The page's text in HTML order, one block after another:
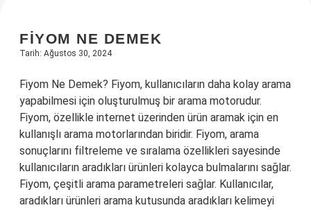
FIYOM NE DEMEK
Tarih: Ağustos 30, 2024
Fiyom Ne Demek? Fiyom, kullanıcıların daha kolay arama
yapabilmesi için oluşturulmuş bir arama motorudur.
Fiyom, özellikle internet üzerinden ürün aramak için en
kullanışlı arama motorlarından biridir. Fiyom, arama
sonuçlarını filtreleme ve sıralama özellikleri sayesinde
kullanıcıların aradıkları ürünleri kolayca bulmalarını sağlar.
Fiyom, çeşitli arama parametreleri sağlar. Kullanıcılar,
aradıkları ürünleri arama kutusunda aradıkları kelimeyi